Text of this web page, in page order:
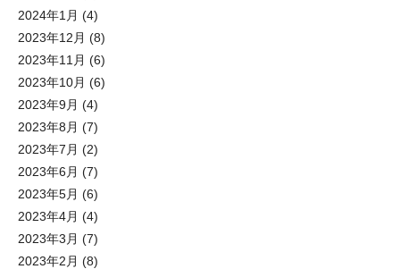
2024年1月 (4)
2023年12月 (8)
2023年11月 (6)
2023年10月 (6)
2023年9月 (4)
2023年8月 (7)
2023年7月 (2)
2023年6月 (7)
2023年5月 (6)
2023年4月 (4)
2023年3月 (7)
2023年2月 (8)